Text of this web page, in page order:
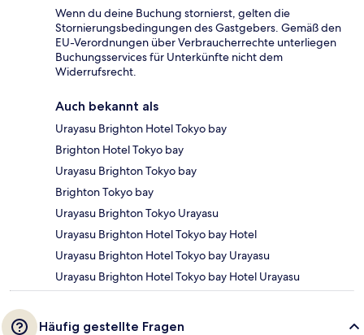
Wenn du deine Buchung stornierst, gelten die
Stornierungsbedingungen des Gastgebers. Gemäß den
EU-Verordnungen über Verbraucherrechte unterliegen
Buchungsservices für Unterkünfte nicht dem
Widerrufsrecht.
Auch bekannt als
Urayasu Brighton Hotel Tokyo bay
Brighton Hotel Tokyo bay
Urayasu Brighton Tokyo bay
Brighton Tokyo bay
Urayasu Brighton Tokyo Urayasu
Urayasu Brighton Hotel Tokyo bay Hotel
Urayasu Brighton Hotel Tokyo bay Urayasu
Urayasu Brighton Hotel Tokyo bay Hotel Urayasu
Häufig gestellte Fragen